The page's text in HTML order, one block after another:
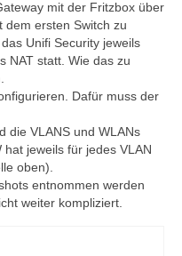
mit der Fritzbox über
dem ersten Switch zu
Unifi Security jeweils
NAT statt. Wie das zu
Dafür muss der
die VLANS und WLANs
jeweils für jedes VLAN
oben).
entnommen werden
weiter kompliziert.